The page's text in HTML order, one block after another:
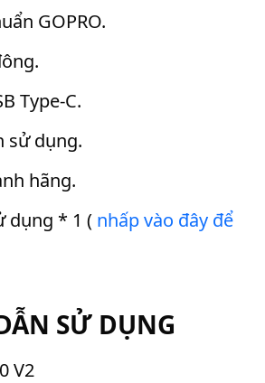
GOPRO.
Type-C.
sử dụng.
hãng.
dụng * 1 ( nhấp vào đây để
SỬ DỤNG
V2